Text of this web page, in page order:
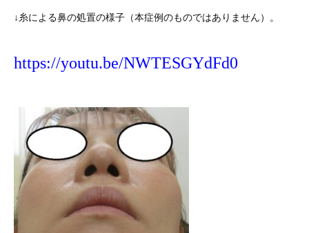
↓糸による鼻の処置の様子（本症例のものではありません）。
https://youtu.be/NWTESGYdFd0